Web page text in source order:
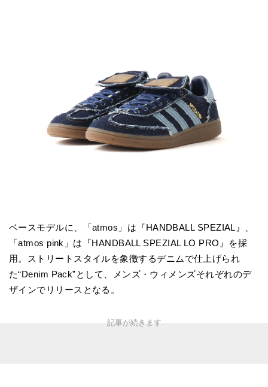
ベースモデルに、「atmos」は『HANDBALL SPEZIAL』、
「atmos pink」は『HANDBALL SPEZIAL LO PRO』を採
用。ストリートスタイルを象徴するデニムで仕上げられ
た“Denim Pack”として、メンズ・ウィメンズそれぞれのデ
ザインでリリースとなる。